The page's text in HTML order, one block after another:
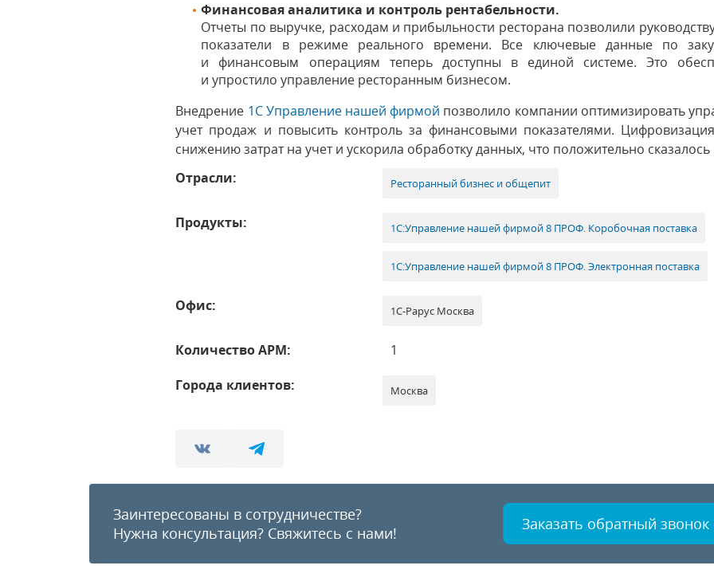
Финансовая аналитика и контроль рентабельности.
Отчеты по выручке, расходам и прибыльности ресторана позволили
показатели в режиме реального времени. Все ключевые данные по
и финансовым операциям теперь доступны в единой системе. Это
и упростило управление ресторанным бизнесом.
Внедрение 1С Управление нашей фирмой позволило компании оптимизировать
учет продаж и повысить контроль за финансовыми показателями.
снижению затрат на учет и ускорила обработку данных, что положительно
Отрасли:
Ресторанный бизнес и общепит
Продукты: 1С:Управление нашей фирмой 8 ПРОФ. Коробочная поставка
1С:Управление нашей фирмой 8 ПРОФ. Электронная поставка
Офис: 1С-Рарус Москва
Количество АРМ:
1
Города клиентов:
Москва
Заинтересованы в сотрудничестве?
Нужна консультация? Свяжитесь с нами! Заказать обратный звонок